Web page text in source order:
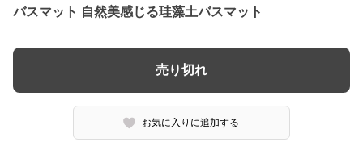
バスマット 自然美感じる珪藻土バスマット
売り切れ
お気に入りに追加する